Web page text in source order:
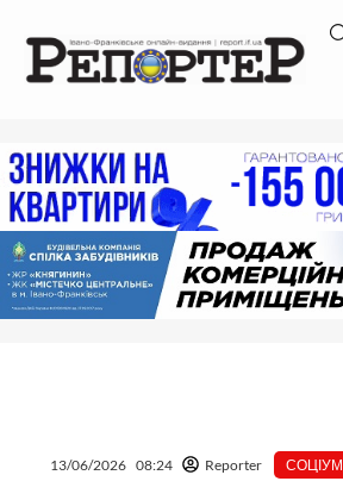
вмісту
13/06/2026 08:24 Reporter СОЦІУМ